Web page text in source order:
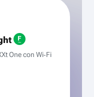
One con Wi‑Fi